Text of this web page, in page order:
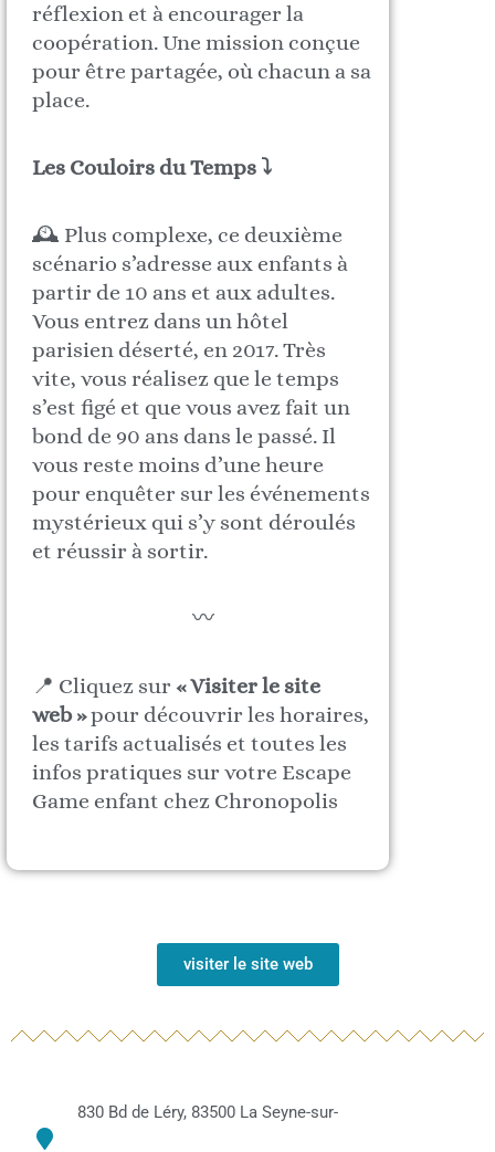
réflexion et à encourager la
coopération. Une mission conçue
pour être partagée, où chacun a sa
place.
Les Couloirs du Temps ⤵
🕰️ Plus complexe, ce deuxième
scénario s’adresse aux enfants à
partir de 10 ans et aux adultes.
Vous entrez dans un hôtel
parisien déserté, en 2017. Très
vite, vous réalisez que le temps
s’est figé et que vous avez fait un
bond de 90 ans dans le passé. Il
vous reste moins d’une heure
pour enquêter sur les événements
mystérieux qui s’y sont déroulés
et réussir à sortir.
〰️
📍 Cliquez sur« Visiter le site
web »pour découvrir les horaires,
les tarifs actualisés et toutes les
infos pratiques sur votre Escape
Game enfant chez Chronopolis
visiter le site web
830 Bd de Léry, 83500 La Seyne-sur-